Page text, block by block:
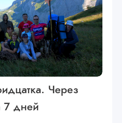
Через
7 дней